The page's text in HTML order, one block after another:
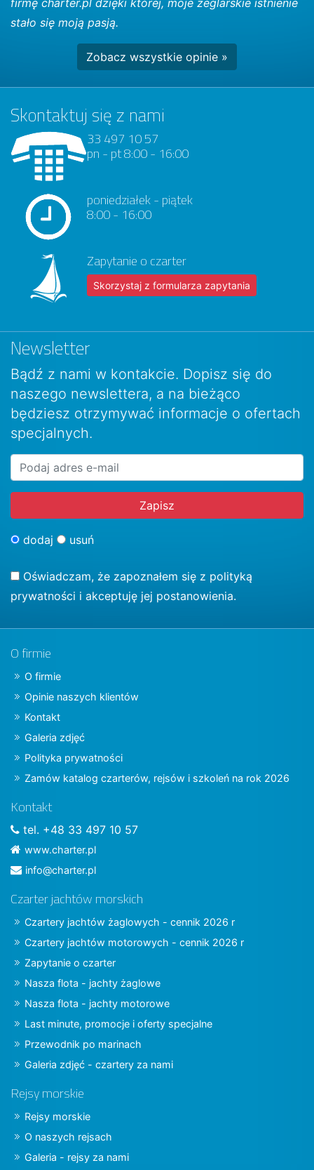
firmę charter.pl dzięki której, moje żeglarskie istnienie
stało się moją pasją.
Zobacz wszystkie opinie »
Skontaktuj się z nami
33 497 10 57
pn - pt 8:00 - 16:00
poniedziałek - piątek
8:00 - 16:00
Zapytanie o czarter
Skorzystaj z formularza zapytania
Newsletter
Bądź z nami w kontakcie. Dopisz się do
naszego newslettera, a na bieżąco
będziesz otrzymywać informacje o ofertach
specjalnych.
dodaj usuń
Oświadczam, że zapoznałem się z polityką
prywatności i akceptuję jej postanowienia.
O firmie
O firmie
Opinie naszych klientów
Kontakt
Galeria zdjęć
Polityka prywatności
Zamów katalog czarterów, rejsów i szkoleń na rok 2026
Kontakt
tel. +48 33 497 10 57
www.charter.pl
info@charter.pl
Czarter jachtów morskich
Czartery jachtów żaglowych - cennik 2026 r
Czartery jachtów motorowych - cennik 2026 r
Zapytanie o czarter
Nasza flota - jachty żaglowe
Nasza flota - jachty motorowe
Last minute, promocje i oferty specjalne
Przewodnik po marinach
Galeria zdjęć - czartery za nami
Rejsy morskie
Rejsy morskie
O naszych rejsach
Galeria - rejsy za nami